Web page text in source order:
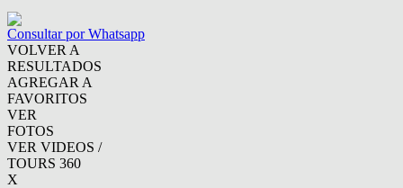
Consultar por Whatsapp
VOLVER A
RESULTADOS
AGREGAR A
FAVORITOS
VER
FOTOS
VER VIDEOS /
TOURS 360
X